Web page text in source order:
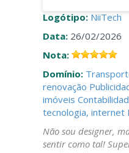
Logótipo: NiiTech
Data: 26/02/2026
Nota:
Domínio:
renovação
imóveis
tecnologia, internet
Não sou designer,
sentir como tal!